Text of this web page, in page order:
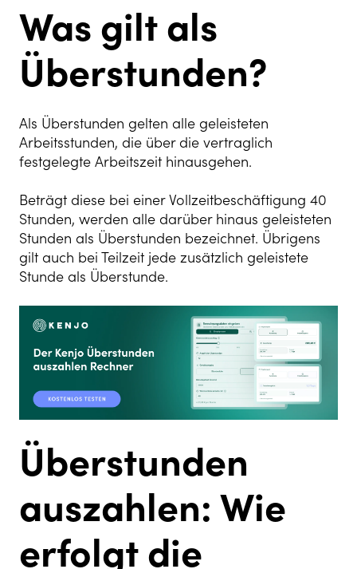
Was gilt als
Überstunden?
Als Überstunden gelten alle geleisteten
Arbeitsstunden, die über die vertraglich
festgelegte Arbeitszeit hinausgehen.
Beträgt diese bei einer Vollzeitbeschäftigung 40
Stunden, werden alle darüber hinaus geleisteten
Stunden als Überstunden bezeichnet. Übrigens
gilt auch bei Teilzeit jede zusätzlich geleistete
Stunde als Überstunde.
Überstunden
auszahlen: Wie
erfolgt die